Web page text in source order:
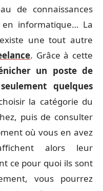
de connaissances
informatique… La
existe une tout autre
. Grâce à cette
un poste de
quelques
la catégorie du
puis de consulter
où vous en avez
alors leur
ce pour quoi ils sont
vous pourrez